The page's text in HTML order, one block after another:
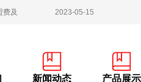
多少 2023-05-26
润
新闻动态 产品展示